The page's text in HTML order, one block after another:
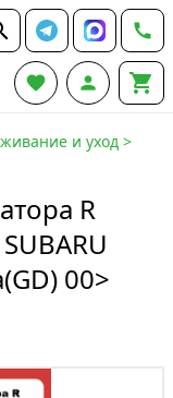

  
и уход >
R
00>